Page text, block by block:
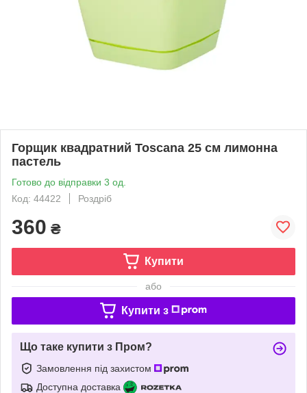
Горщик квадратний Toscana 25 см лимонна
пастель
Готово до відправки 3 од.
Код: 44422
Роздріб
360 ₴
Купити
або
Купити з
Що таке купити з Пром?
Замовлення під захистом
Доступна доставка